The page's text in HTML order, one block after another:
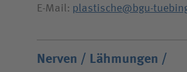
E-Mail: plastische@bgu-
Nerven / Lähmungen /